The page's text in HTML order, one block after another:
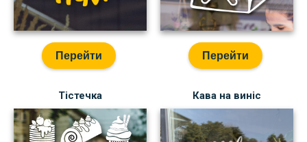
Перейти Перейти
Тістечка Кава на виніс